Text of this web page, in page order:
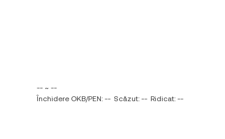
-- ~ --
Închidere OKB/PEN: -- Scăzut: -- Ridicat: --